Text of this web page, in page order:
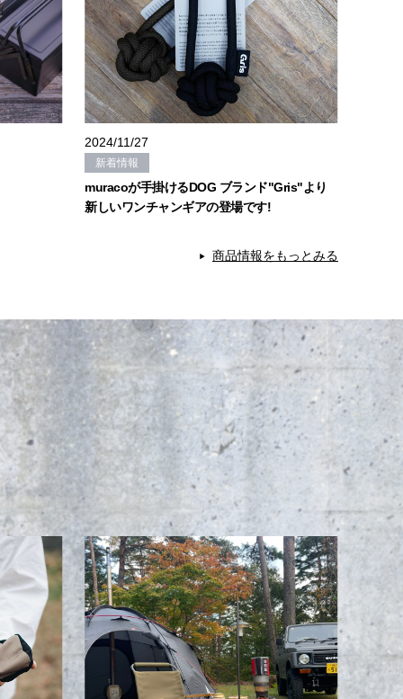
2024/11/27
新着情報
muracoが手掛けるDOG ブランド"Gris"より
新しいワンチャンギアの登場です!
商品情報をもっとみる